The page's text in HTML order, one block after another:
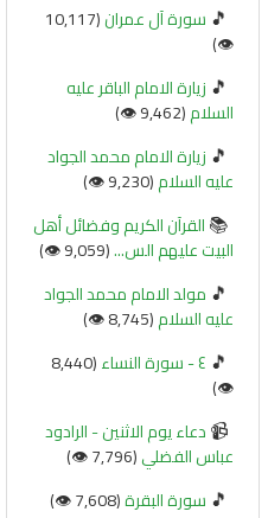
🎵 سورة آل عمران (10,117
👁️)
🎵 زيارة الامام الباقر عليه
السلام(9,462 👁️)
🎵 زيارة الامام محمد الجواد
عليه السلام(9,230 👁️)
📚القرآن الكريم وفضائل أهل
البيت عليهم الس...(9,059 👁️)
🎵 مولد الامام محمد الجواد
عليه السلام(8,745 👁️)
🎵 ٤ - سورة النساء
(8,440
👁️)
📹دعاء يوم الاثنين - الرادود
عباس الفضلي(7,796 👁️)
🎵 سورة البقرة(7,608 👁️)